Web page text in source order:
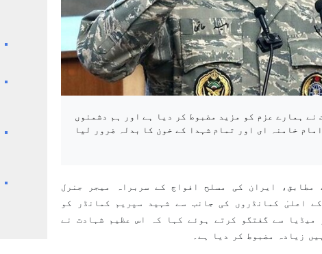
نے ہمارے عزم کو مزید مضبوط کر دیا ہے اور ہم دشمنوں
خامنہ ای اور تمام شہدا کے خون کا بدلہ ضرور لیا
مطابق، ایران کی مسلح افواج کے سربراہ میجر جنرل
اعلیٰ کمانڈروں کی جانب سے شہید سپریم کمانڈر کو
میڈیا سے گفتگو کرتے ہوئے کہا کہ اس عظیم شہادت نے
زیادہ مضبوط کر دیا ہے۔